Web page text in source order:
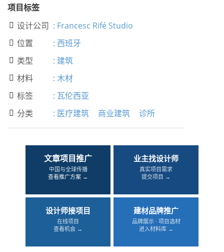
项目标签
 设计公司 : Francesc Rifé Studio
 位置 : 西班牙
 类型 : 建筑
 材料 : 木材
 标签 : 瓦伦西亚
 分类 : 医疗建筑 商业建筑 诊所
文章项目推广
中国与全球传播
查看推广方案 →
业主找设计师
真实项目需求
提交项目 →
设计师接项目
在线项目
查看机会 →
建材品牌推广
品牌展示 · 项目选材
进入材料库 →